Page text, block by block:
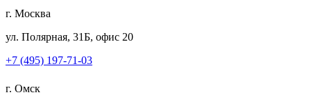
г. Москва
ул. Полярная, 31Б, офис 20
+7 (495) 197-71-03
г. Омск